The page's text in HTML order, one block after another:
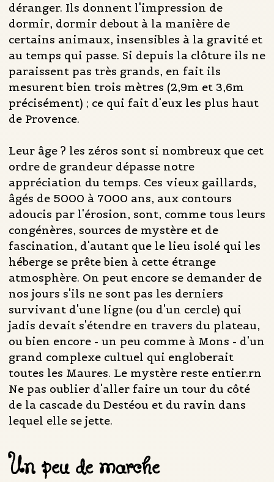
déranger. Ils donnent l'impression de
dormir, dormir debout à la manière de
certains animaux, insensibles à la gravité et
au temps qui passe. Si depuis la clôture ils ne
paraissent pas très grands, en fait ils
mesurent bien trois mètres (2,9m et 3,6m
précisément) ; ce qui fait d'eux les plus haut
de Provence.
Leur âge ? les zéros sont si nombreux que cet
ordre de grandeur dépasse notre
appréciation du temps. Ces vieux gaillards,
âgés de 5000 à 7000 ans, aux contours
adoucis par l'érosion, sont, comme tous leurs
congénères, sources de mystère et de
fascination, d'autant que le lieu isolé qui les
héberge se prête bien à cette étrange
atmosphère. On peut encore se demander de
nos jours s'ils ne sont pas les derniers
survivant d'une ligne (ou d'un cercle) qui
jadis devait s'étendre en travers du plateau,
ou bien encore - un peu comme à Mons - d'un
grand complexe cultuel qui engloberait
toutes les Maures. Le mystère reste entier.rn
Ne pas oublier d'aller faire un tour du côté
de la cascade du Destéou et du ravin dans
lequel elle se jette.
Un peu de marche